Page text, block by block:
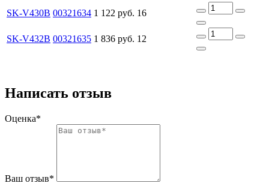
SK-V430B 00321634 1 122 руб. 16
SK-V432B 00321635 1 836 руб. 12
Написать отзыв
Оценка*
Ваш отзыв*